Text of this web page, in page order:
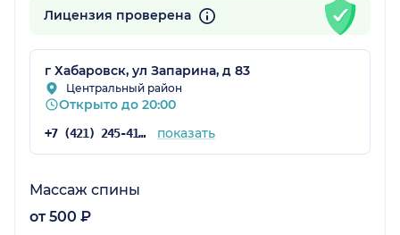
Лицензия проверена
г Хабаровск, ул Запарина, д 83
Центральный район
Открыто до 20:00
+7 (421) 245-41-11 показать
Массаж спины
от 500 ₽